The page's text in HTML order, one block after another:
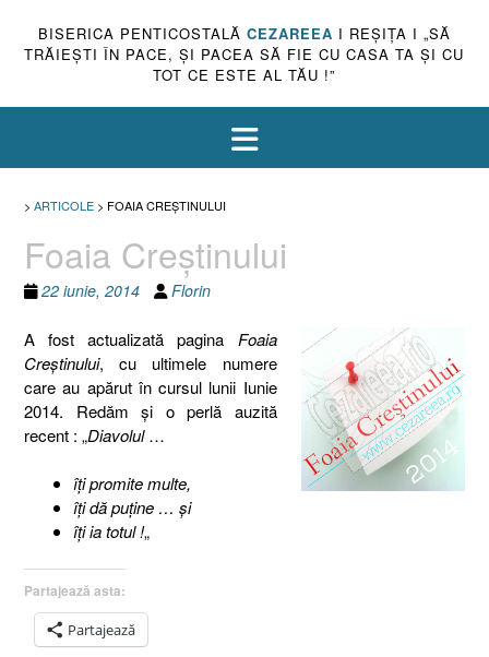
BISERICA PENTICOSTALĂ CEZAREEA I REŞIŢA I „SĂ
TRĂIEŞTI ÎN PACE, ŞI PACEA SĂ FIE CU CASA TA ŞI CU
TOT CE ESTE AL TĂU !”
> ARTICOLE > FOAIA CREŞTINULUI
Foaia Creştinului
22 iunie, 2014 Florin
A fost actualizată pagina Foaia
Creştinului, cu ultimele numere
care au apărut în cursul lunii Iunie
2014. Redăm şi o perlă auzită
recent : „Diavolul…
îţi promite multe,
îţi dă puţine … şi
îţi ia totul !„
Partajează asta:
Partajează